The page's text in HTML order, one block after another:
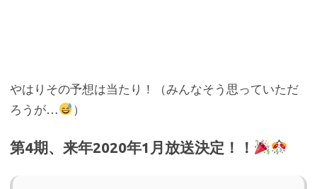
やはりその予想は当たり！（みんなそう思っていただ
ろうが…
）
第4期、来年2020年1月放送決定！！